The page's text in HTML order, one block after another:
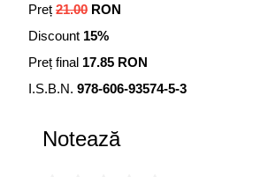
Preț 21.00 RON
Discount 15%
Preț final 17.85 RON
I.S.B.N. 978-606-93574-5-3
Notează